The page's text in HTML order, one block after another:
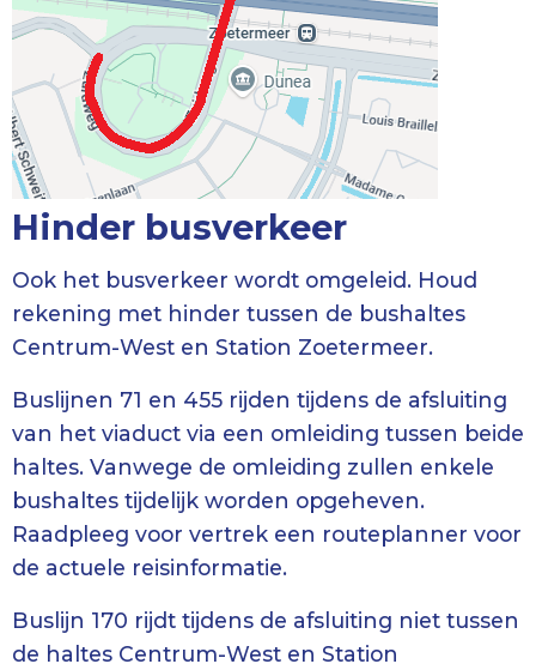
Hinder busverkeer
Ook het busverkeer wordt omgeleid. Houd
rekening met hinder tussen de bushaltes
Centrum-West en Station Zoetermeer.
Buslijnen 71 en 455 rijden tijdens de afsluiting
van het viaduct via een omleiding tussen beide
haltes. Vanwege de omleiding zullen enkele
bushaltes tijdelijk worden opgeheven.
Raadpleeg voor vertrek een routeplanner voor
de actuele reisinformatie.
Buslijn 170 rijdt tijdens de afsluiting niet tussen
de haltes Centrum-West en Station